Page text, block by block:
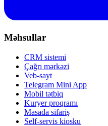
Məhsullar
CRM sistemi
Çağrı mərkəzi
Veb-sayt
Telegram Mini App
Mobil tətbiq
Kuryer proqramı
Masada sifariş
Self-servis kiosku